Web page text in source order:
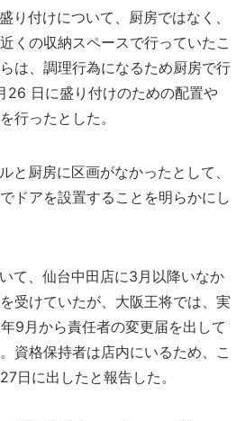
り付けについて、厨房ではなく、
くの収納スペースで行っていたこ
は、調理行為になるため厨房で行
26 日に盛り付けのための配置や
行ったとした。
と厨房に区画がなかったとして、
ドアを設置することを明らかにし
て、仙台中田店に3月以降いなか
受けていたが、大阪王将では、実
9月から責任者の変更届を出して
資格保持者は店内にいるため、こ
日に出したと報告した。